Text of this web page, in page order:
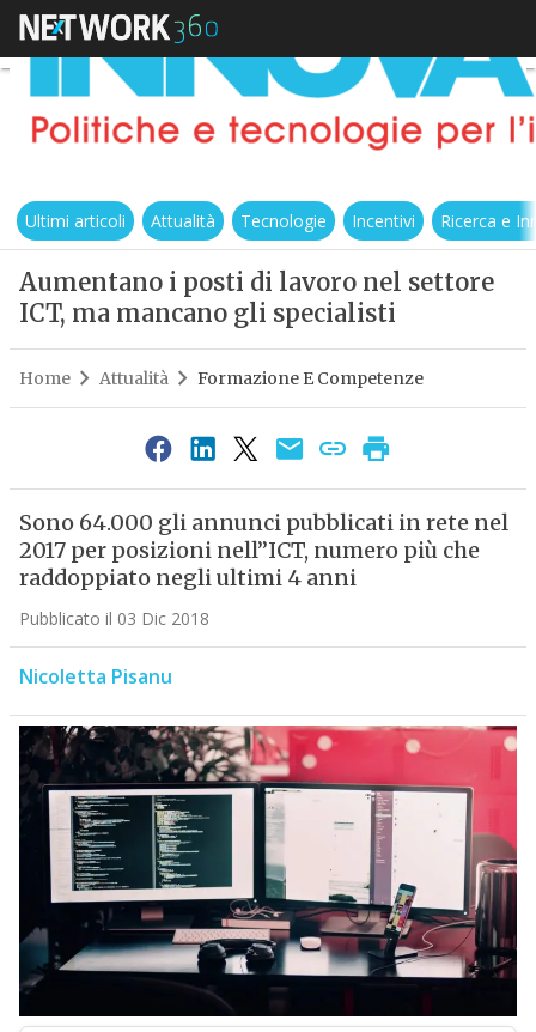
Ultimi articoli Attualità Tecnologie Incentivi Ricerca e
Aumentano i posti di lavoro nel settore
ICT, ma mancano gli specialisti
Home Attualità Formazione E Competenze
Sono 64.000 gli annunci pubblicati in rete nel
2017 per posizioni nell”ICT, numero più che
raddoppiato negli ultimi 4 anni
Pubblicato il 03 Dic 2018
Nicoletta Pisanu